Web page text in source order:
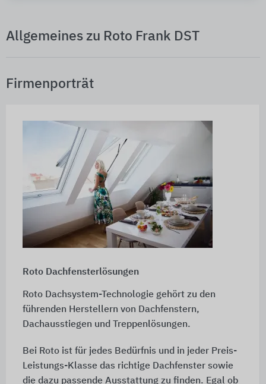
Allgemeines zu Roto Frank DST
Firmenporträt
Roto Dachfensterlösungen
Roto Dachsystem-Technologie gehört zu den
führenden Herstellern von Dachfenstern,
Dachausstiegen und Treppenlösungen.
Bei Roto ist für jedes Bedürfnis und in jeder Preis-
Leistungs-Klasse das richtige Dachfenster sowie
die dazu passende Ausstattung zu finden. Egal ob